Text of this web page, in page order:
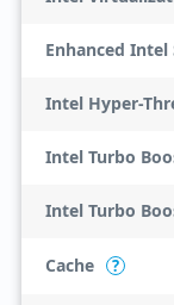
Cache ?